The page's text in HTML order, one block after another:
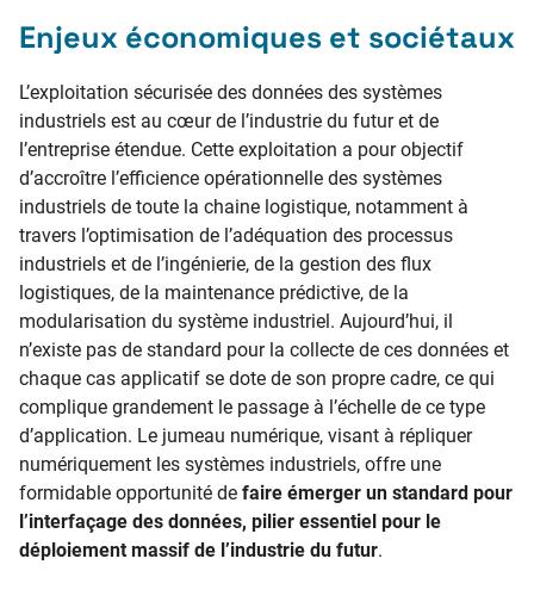
Enjeux économiques et sociétaux
L’exploitation sécurisée des données des systèmes
industriels est au cœur de l’industrie du futur et de
l’entreprise étendue. Cette exploitation a pour objectif
d’accroître l’efficience opérationnelle des systèmes
industriels de toute la chaine logistique, notamment à
travers l’optimisation de l’adéquation des processus
industriels et de l’ingénierie, de la gestion des flux
logistiques, de la maintenance prédictive, de la
modularisation du système industriel. Aujourd’hui, il
n’existe pas de standard pour la collecte de ces données et
chaque cas applicatif se dote de son propre cadre, ce qui
complique grandement le passage à l’échelle de ce type
d’application. Le jumeau numérique, visant à répliquer
numériquement les systèmes industriels, offre une
formidable opportunité de faire émerger un standard pour
l’interfaçage des données, pilier essentiel pour le
déploiement massif de l’industrie du futur.